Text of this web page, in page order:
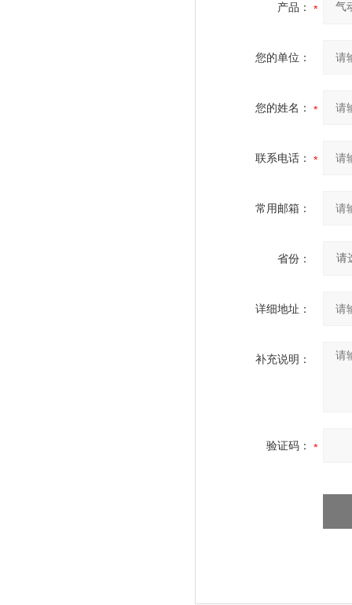
产品：
您的单位：
您的姓名：
联系电话：
常用邮箱：
省份：
详细地址：
补充说明：
验证码：